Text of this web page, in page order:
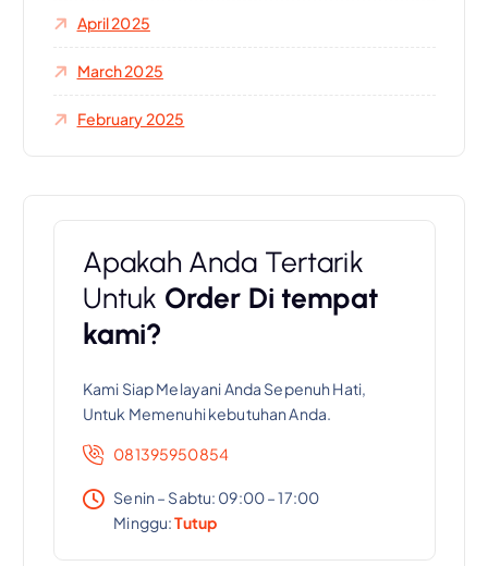
April 2025
March 2025
February 2025
Apakah Anda Tertarik
Untuk Order Di tempat
kami?
Kami Siap Melayani Anda Sepenuh Hati,
Untuk Memenuhi kebutuhan Anda.
081395950854
Senin – Sabtu: 09:00 – 17:00
Minggu:Tutup